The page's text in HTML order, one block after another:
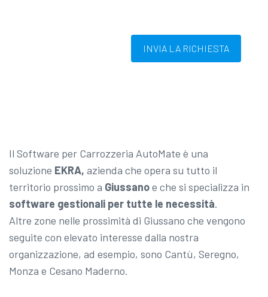
INVIA LA RICHIESTA
Il Software per Carrozzeria AutoMate è una
soluzione EKRA, azienda che opera su tutto il
territorio prossimo a Giussanoe che si specializza in
software gestionali per tutte le necessità.
Altre zone nelle prossimità di Giussano che vengono
seguite con elevato interesse dalla nostra
organizzazione, ad esempio, sono Cantù, Seregno,
Monza e Cesano Maderno.